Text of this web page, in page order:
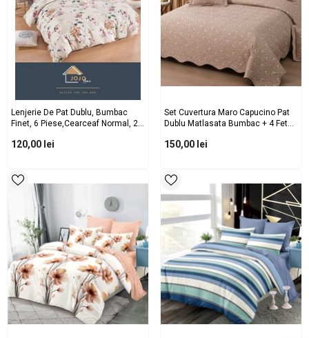
Lenjerie De Pat Dublu, Bumbac
Finet, 6 Piese,cearceaf Normal, 2
Fete De Perna Patrate
120,00 lei
Set Cuvertura Maro Capucino Pat
Dublu Matlasata Bumbac + 4 Fete
150,00 lei